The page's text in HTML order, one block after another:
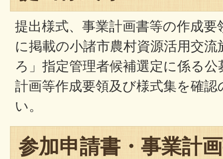
提出様式、事業計画書等の作成
に掲載の小諸市農村資源活用交
ろ」指定管理者候補選定に係る
計画等作成要領及び様式集を確
い。
参加申請書・事業計